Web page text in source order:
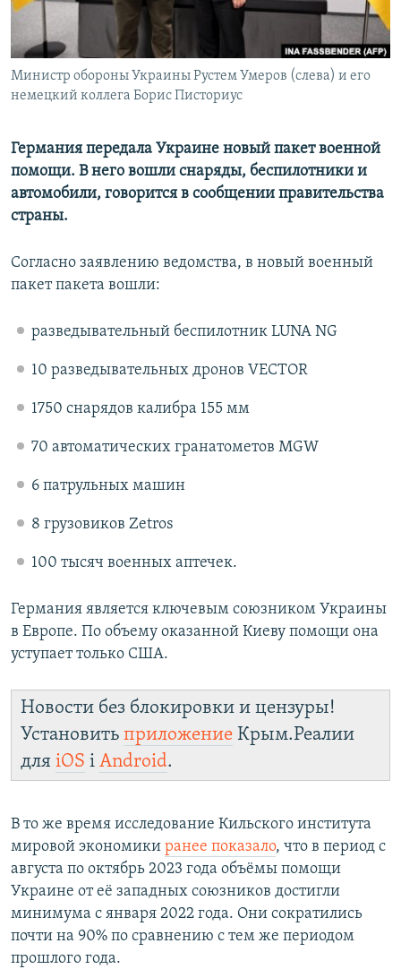
ПОБЕДИТЕЛЕЙ НЕ СУДЯТ?
КРЫМ.НЕПОКОРЕННЫЙ
ELIFBE
ПРИСОЕДИНЯЙТЕСЬ!
Министр обороны Украины Рустем Умеров (слева) и его
немецкий коллега Борис Писториус
Германия передала Украине новый пакет военной
помощи. В него вошли снаряды, беспилотники и
автомобили, говорится в сообщении правительства
страны.
Согласно заявлению ведомства, в новый военный
пакет пакета вошли:
разведывательный беспилотник LUNA NG
10 разведывательных дронов VECTOR
1750 снарядов калибра 155 мм
70 автоматических гранатометов MGW
6 патрульных машин
8 грузовиков Zetros
100 тысяч военных аптечек.
Германия является ключевым союзником Украины
в Европе. По объему оказанной Киеву помощи она
уступает только США.
Новости без блокировки и цензуры!
Установить приложение Крым.Реалии
для iOS і Android.
В то же время исследование Кильского института
мировой экономики ранее показало, что в период с
августа по октябрь 2023 года объёмы помощи
Украине от её западных союзников достигли
минимума с января 2022 года. Они сократились
почти на 90% по сравнению с тем же периодом
прошлого года.